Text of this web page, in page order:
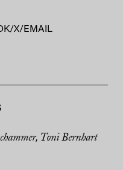
/X/ EMAIL
, Toni Bernhart